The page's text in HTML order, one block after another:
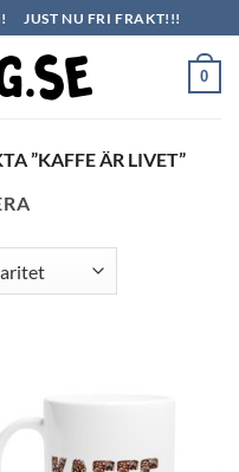
JUST NU FRI FRAKT!!!
0
”KAFFE ÄR LIVET”